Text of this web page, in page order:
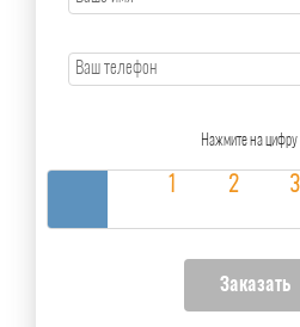
Нажмите на цифру